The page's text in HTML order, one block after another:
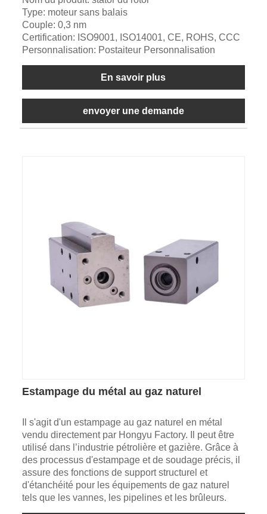
Type: moteur sans balais
Couple: 0,3 nm
Certification: ISO9001, ISO14001, CE, ROHS, CCC
Personnalisation: Postaiteur Personnalisation
En savoir plus
envoyer une demande
Estampage du métal au gaz naturel
Il s'agit d'un estampage au gaz naturel en métal
vendu directement par Hongyu Factory. Il peut être
utilisé dans l’industrie pétrolière et gazière. Grâce à
des processus d'estampage et de soudage précis, il
assure des fonctions de support structurel et
d'étanchéité pour les équipements de gaz naturel
tels que les vannes, les pipelines et les brûleurs.